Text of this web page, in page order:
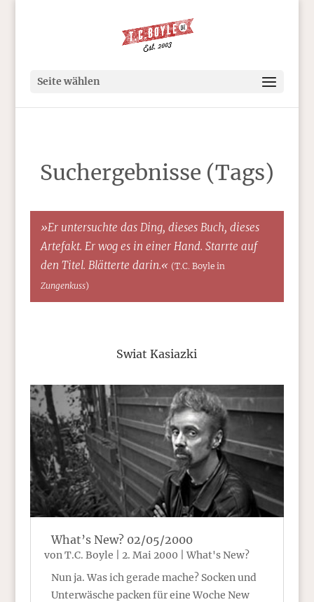
Seite wählen
Suchergebnisse (Tags)
»Er untersuchte das Ding, dieses Buch, dieses
Artefakt. Er wog es in einer Hand. Starrte auf
den Titel. Blätterte darin.« (T.C. Boyle in
Zungenkuss)
Swiat Kasiazki
What’s New? 02/05/2000
vonT.C. Boyle 2. Mai 2000 |What's New?
Nun ja. Was ich gerade mache? Socken und
Unterwäsche packen für eine Woche New